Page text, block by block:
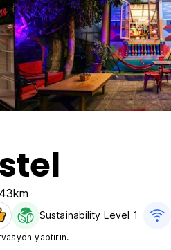
Sustainability Level 1
yaptırın.